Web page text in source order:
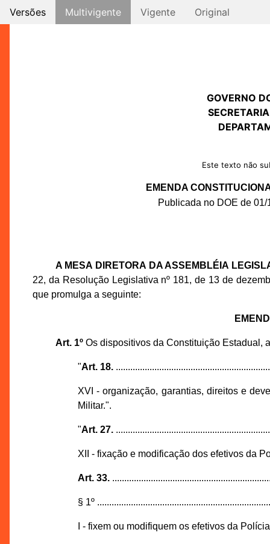
Versões Multivigente Vigente Original
GOVERNO
Este texto não
EMENDA
Publicada no DOE de
A MESA DIRETORA DA ASSEMBLÉIA
22, da Resolução Legislativa nº 181, de 13 de
que promulga a seguinte:
Art. 1ºOs dispositivos da Constituição Estadual,
"Art. 18.
XVI - organização, garantias, direitos e
Militar.".
"Art. 27.
XII - fixação e modificação dos efetivos da
Art. 33.
§ 1º
I - fixem ou modifiquem os efetivos da